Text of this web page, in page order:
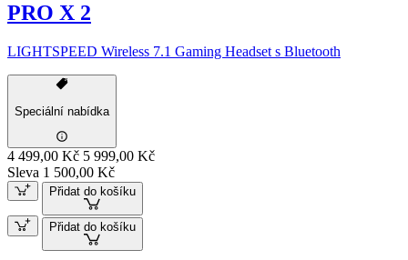
PRO X 2
LIGHTSPEED Wireless 7.1 Gaming Headset s Bluetooth
Speciální nabídka
4 499,00 Kč 5 999,00 Kč
Sleva 1 500,00 Kč
Přidat do košíku
Přidat do košíku